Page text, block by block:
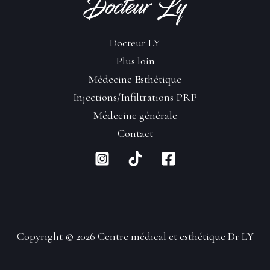
Docteur LY
Plus loin
Médecine Esthétique
Injections/Infiltrations PRP
Médecine générale
Contact
Copyright © 2026 Centre médical et esthétique Dr LY